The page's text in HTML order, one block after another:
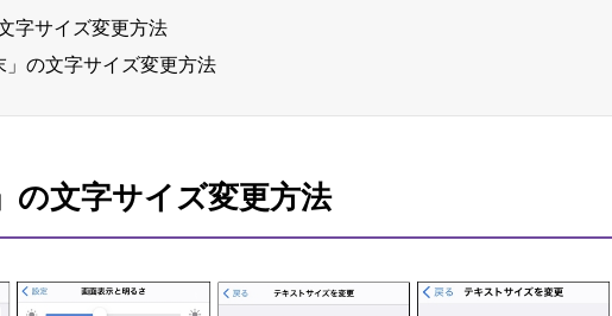
字サイズ変更方法
」の文字サイズ変更方法
の文字サイズ変更方法